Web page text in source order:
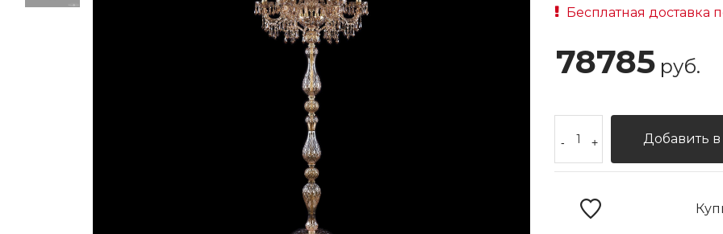
Бесплатная доставка
78785 руб.
- + Добавить